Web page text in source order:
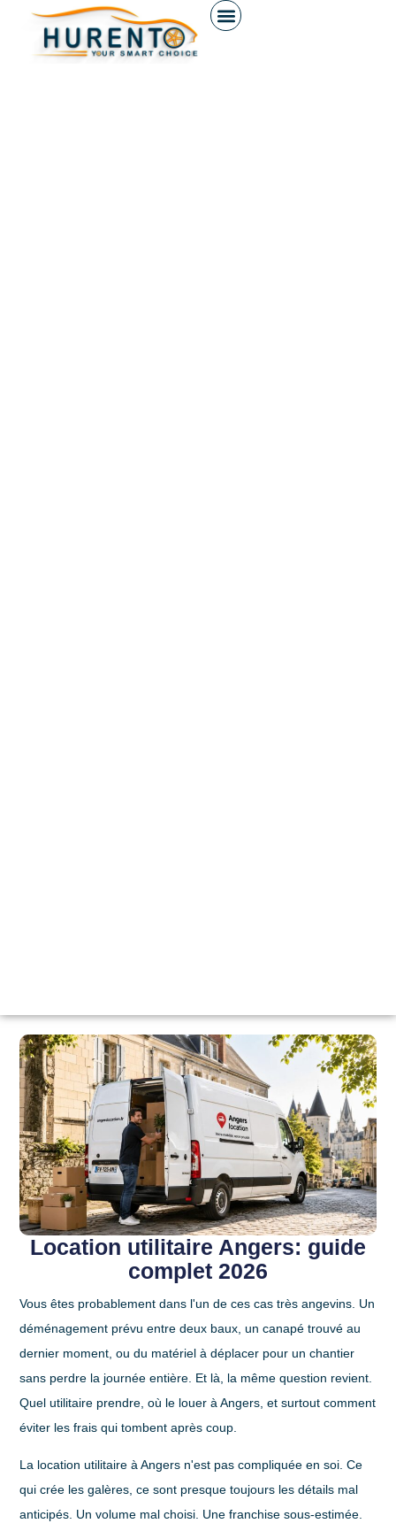
Location utilitaire Angers: guide
complet 2026
Vous êtes probablement dans l'un de ces cas très angevins. Un
déménagement prévu entre deux baux, un canapé trouvé au
dernier moment, ou du matériel à déplacer pour un chantier
sans perdre la journée entière. Et là, la même question revient.
Quel utilitaire prendre, où le louer à Angers, et surtout comment
éviter les frais qui tombent après coup.
La location utilitaire à Angers n'est pas compliquée en soi. Ce
qui crée les galères, ce sont presque toujours les détails mal
anticipés. Un volume mal choisi. Une franchise sous-estimée.